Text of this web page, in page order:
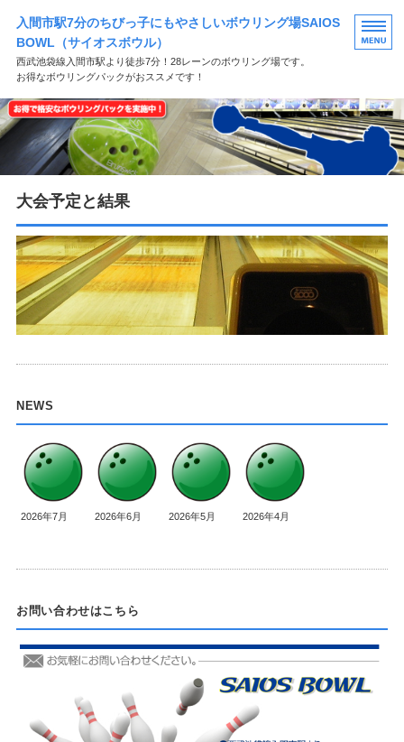
入間市駅7分のちびっ子にもやさしいボウリング場SAIOS
BOWL（サイオスボウル）
西武池袋線入間市駅より徒歩7分！28レーンのボウリング場です。
お得なボウリングパックがおススメです！
HOME
料金のご案内
団体様向けのご案内
店舗概要
お問い合わせ
大会予定と結果
NEWS
2026年7月 2026年6月 2026年5月 2026年4月
お問い合わせはこちら